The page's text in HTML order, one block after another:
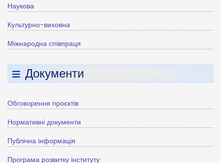
Наукова
Культурно-виховна
Міжнародна співпраця
Документи
Обговорення проєктів
Нормативні документи
Публічна інформація
Програма розвитку інституту